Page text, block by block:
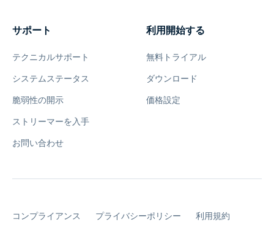
サポート
テクニカルサポート
システムステータス
脆弱性の開示
ストリーマーを入手
お問い合わせ
利用開始する
無料トライアル
ダウンロード
価格設定
コンプライアンス プライバシーポリシー 利用規約